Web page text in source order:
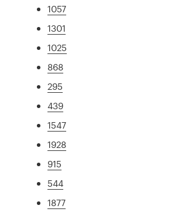
1057
1301
1025
868
295
439
1547
1928
915
544
1877